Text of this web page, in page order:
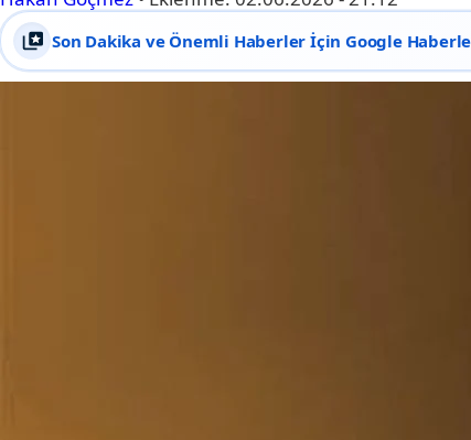
Son Dakika ve Önemli Haberler İçin Google